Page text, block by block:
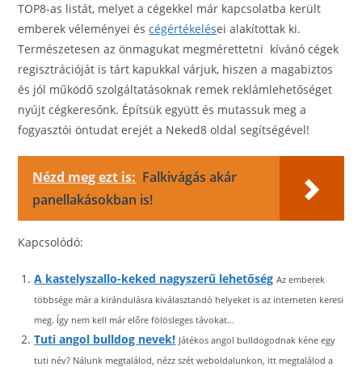
TOP8-as listát, melyet a cégekkel már kapcsolatba került
emberek véleményei éscégértékelései alakítottak ki.
Természetesen az önmagukat megmérettetni kívánó cégek
regisztrációját is tárt kapukkal várjuk, hiszen a magabiztos
és jól működő szolgáltatásoknak remek reklámlehetőséget
nyújt cégkeresőnk. Építsük együtt és mutassuk meg a
fogyasztói öntudat erejét a Neked8 oldal segítségével!
Nézd meg ezt is: Falkivágás akár
panellakásokban is!
Kapcsolódó:
A kastelyszallo-keked nagyszerű lehetőség Az emberek
többsége már a kirándulásra kiválasztandó helyeket is az interneten keresi
meg. Így nem kell már előre fölösleges távokat...
Tuti angol bulldog nevek! Játékos angol bulldogodnak kéne egy
tuti név? Nálunk megtalálod, nézz szét weboldalunkon, itt megtalálod a